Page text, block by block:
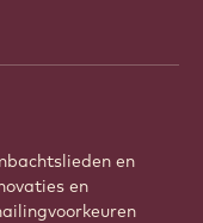
en
en